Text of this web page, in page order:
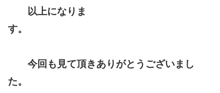
以上になりま
す。
今回も見て頂きありがとうございまし
た。